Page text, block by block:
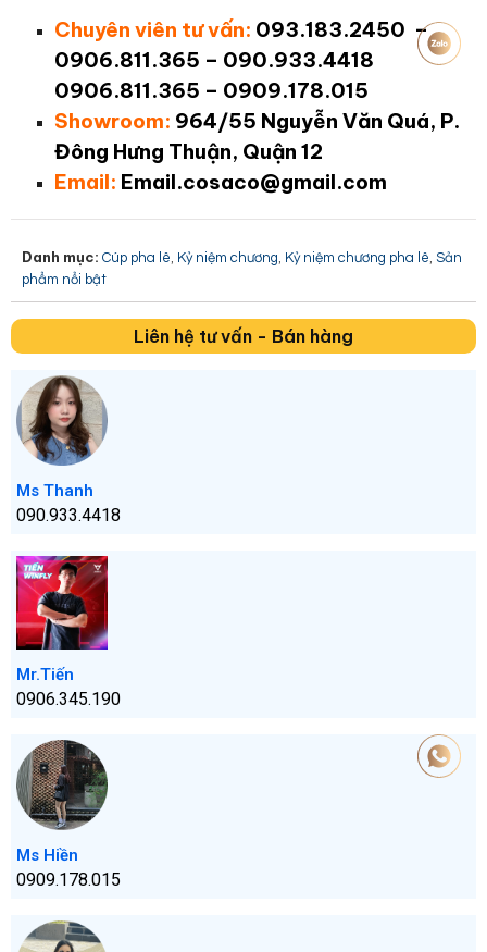
Chuyên viên tư vấn: 093.183.2450 –
0906.811.365 – 090.933.4418
0906.811.365 – 0909.178.015
Showroom: 964/55 Nguyễn Văn Quá, P.
Đông Hưng Thuận, Quận 12
Email: Email.cosaco@gmail.com
Danh mục: Cúp pha lê Kỷ niệm chương Kỷ niệm chương pha lê Sản
phẩm nổi bật
Liên hệ tư vấn - Bán hàng
Ms Thanh
090.933.4418
Mr.Tiến
0906.345.190
Ms Hiền
0909.178.015